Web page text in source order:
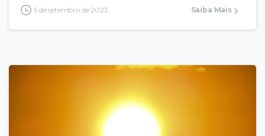
5 de setembro de 2023 Saiba Mais